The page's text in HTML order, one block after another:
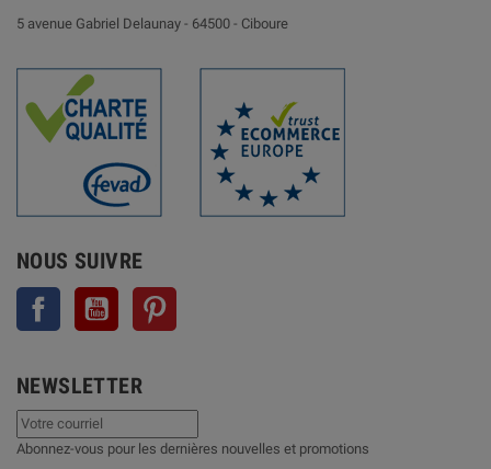
5 avenue Gabriel Delaunay - 64500 - Ciboure
NOUS SUIVRE
Facebook YouTube
NEWSLETTER
Abonnez-vous pour les dernières nouvelles et promotions